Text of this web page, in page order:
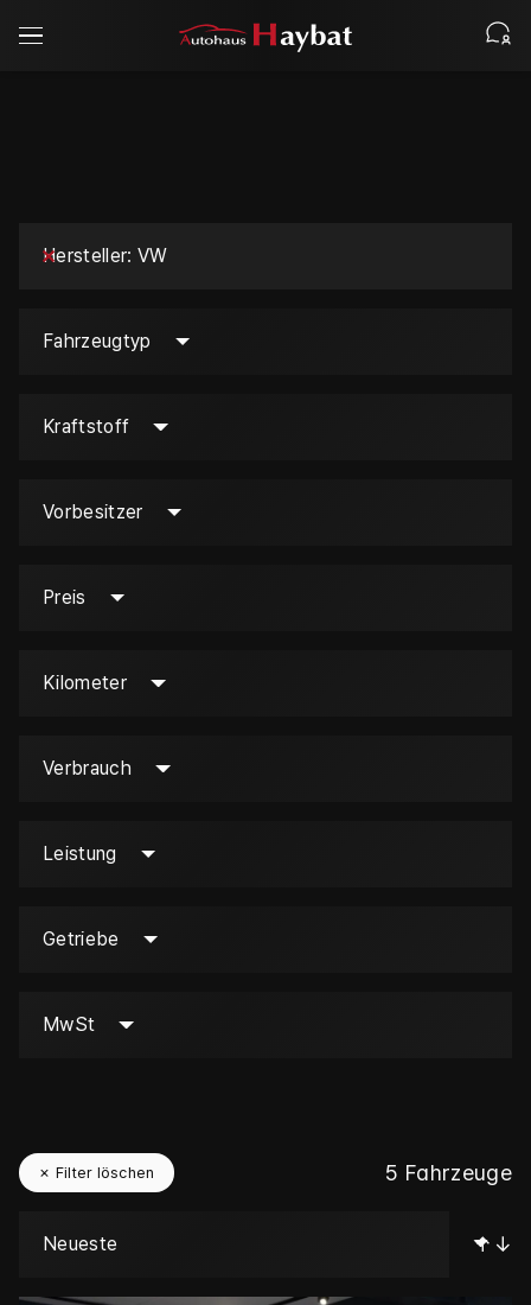
Hersteller VW
Fahrzeugtyp
Kraftstoff
Vorbesitzer
Preis
Kilometer
Verbrauch
Leistung
Getriebe
MwSt
↑↓
✗ Filter löschen 5 Fahrzeuge